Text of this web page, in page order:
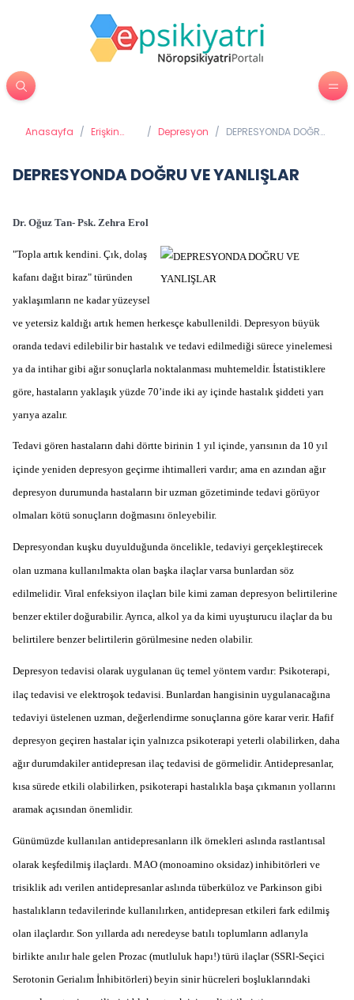
Anasayfa / Erişkin
/ Depresyon / DEPRESYONDA DOĞRU
DEPRESYONDA DOĞRU VE YANLIŞLAR
Dr. Oğuz Tan- Psk. Zehra Erol
"Topla artık kendini. Çık, dolaş
kafanı dağıt biraz" türünden
yaklaşımların ne kadar yüzeysel
ve yetersiz kaldığı artık hemen herkesçe kabullenildi. Depresyon büyük
oranda tedavi edilebilir bir hastalık ve tedavi edilmediği sürece yinelemesi
ya da intihar gibi ağır sonuçlarla noktalanması muhtemeldir. İstatistiklere
göre, hastaların yaklaşık yüzde 70’inde iki ay içinde hastalık şiddeti yarı
yarıya azalır.
Tedavi gören hastaların dahi dörtte birinin 1 yıl içinde, yarısının da 10 yıl
içinde yeniden depresyon geçirme ihtimalleri vardır; ama en azından ağır
depresyon durumunda hastaların bir uzman gözetiminde tedavi görüyor
olmaları kötü sonuçların doğmasını önleyebilir.
Depresyondan kuşku duyulduğunda öncelikle, tedaviyi gerçekleştirecek
olan uzmana kullanılmakta olan başka ilaçlar varsa bunlardan söz
edilmelidir. Viral enfeksiyon ilaçları bile kimi zaman depresyon belirtilerine
benzer ektiler doğurabilir. Ayrıca, alkol ya da kimi uyuşturucu ilaçlar da bu
belirtilere benzer belirtilerin görülmesine neden olabilir.
Depresyon tedavisi olarak uygulanan üç temel yöntem vardır: Psikoterapi,
ilaç tedavisi ve elektroşok tedavisi. Bunlardan hangisinin uygulanacağına
tedaviyi üstelenen uzman, değerlendirme sonuçlarına göre karar verir. Hafif
depresyon geçiren hastalar için yalnızca psikoterapi yeterli olabilirken, daha
ağır durumdakiler antidepresan ilaç tedavisi de görmelidir. Antidepresanlar,
kısa sürede etkili olabilirken, psikoterapi hastalıkla başa çıkmanın yollarını
aramak açısından önemlidir.
Günümüzde kullanılan antidepresanların ilk örnekleri aslında rastlantısal
olarak keşfedilmiş ilaçlardı. MAO (monoamino oksidaz) inhibitörleri ve
trisiklik adı verilen antidepresanlar aslında tüberküloz ve Parkinson gibi
hastalıkların tedavilerinde kullanılırken, antidepresan etkileri fark edilmiş
olan ilaçlardır. Son yıllarda adı neredeyse batılı toplumların adlarıyla
birlikte anılır hale gelen Prozac (mutluluk hapı!) türü ilaçlar (SSRl-Seçici
Serotonin Gerialım İnhibitörleri) beyin sinir hücreleri boşluklarındaki